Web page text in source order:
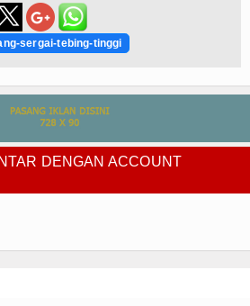
sergai-tebing-tinggi
DENGAN ACCOUNT